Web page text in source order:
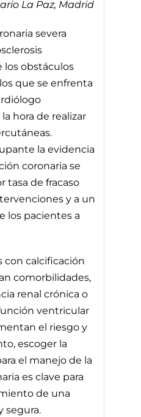
La Paz, Madrid
severa
obstáculos
que se enfrenta
hora de realizar
la evidencia
coronaria se
tasa de fracaso
y a un
los pacientes a
con calcificación
comorbilidades,
renal crónica o
ventricular
el riesgo y
escoger la
el manejo de la
es clave para
de una
segura.